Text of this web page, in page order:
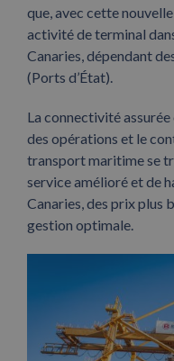
que, avec cette
activité de terminal
Canaries, dépendant
(Ports d’État).
La connectivité
des opérations et le
transport maritime se
service amélioré et de
Canaries, des prix plus
gestion optimale.